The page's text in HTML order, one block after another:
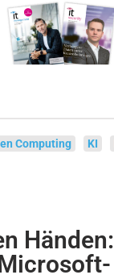
Computing KI
Händen: